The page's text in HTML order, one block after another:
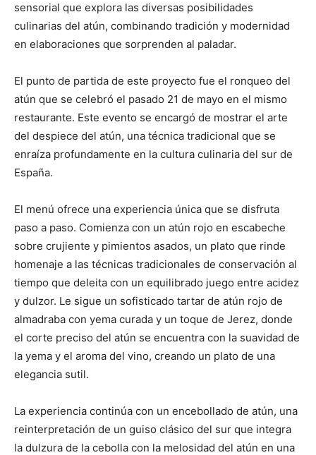
sensorial que explora las diversas posibilidades
culinarias del atún, combinando tradición y modernidad
en elaboraciones que sorprenden al paladar.
El punto de partida de este proyecto fue el ronqueo del
atún que se celebró el pasado 21 de mayo en el mismo
restaurante. Este evento se encargó de mostrar el arte
del despiece del atún, una técnica tradicional que se
enraíza profundamente en la cultura culinaria del sur de
España.
El menú ofrece una experiencia única que se disfruta
paso a paso. Comienza con un atún rojo en escabeche
sobre crujiente y pimientos asados, un plato que rinde
homenaje a las técnicas tradicionales de conservación al
tiempo que deleita con un equilibrado juego entre acidez
y dulzor. Le sigue un sofisticado tartar de atún rojo de
almadraba con yema curada y un toque de Jerez, donde
el corte preciso del atún se encuentra con la suavidad de
la yema y el aroma del vino, creando un plato de una
elegancia sutil.
La experiencia continúa con un encebollado de atún, una
reinterpretación de un guiso clásico del sur que integra
la dulzura de la cebolla con la melosidad del atún en una